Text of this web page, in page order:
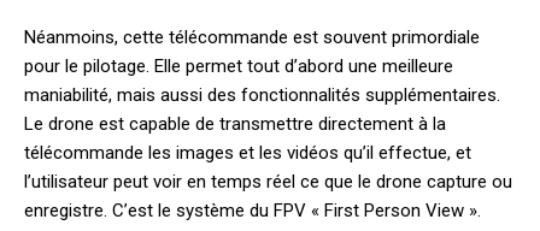
Néanmoins, cette télécommande est souvent primordiale
pour le pilotage. Elle permet tout d’abord une meilleure
maniabilité, mais aussi des fonctionnalités supplémentaires.
Le drone est capable de transmettre directement à la
télécommande les images et les vidéos qu’il effectue, et
l’utilisateur peut voir en temps réel ce que le drone capture ou
enregistre. C’est le système du FPV « First Person View ».